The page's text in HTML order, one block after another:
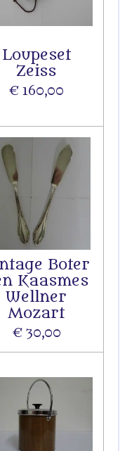
Loupeset
Zeiss
€ 160,00
Boter
Kaasmes
Wellner
Mozart
€ 30,00